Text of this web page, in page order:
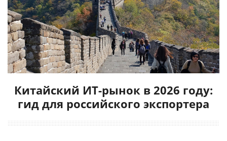
Китайский ИТ-рынок в 2026 году:
гид для российского экспортера